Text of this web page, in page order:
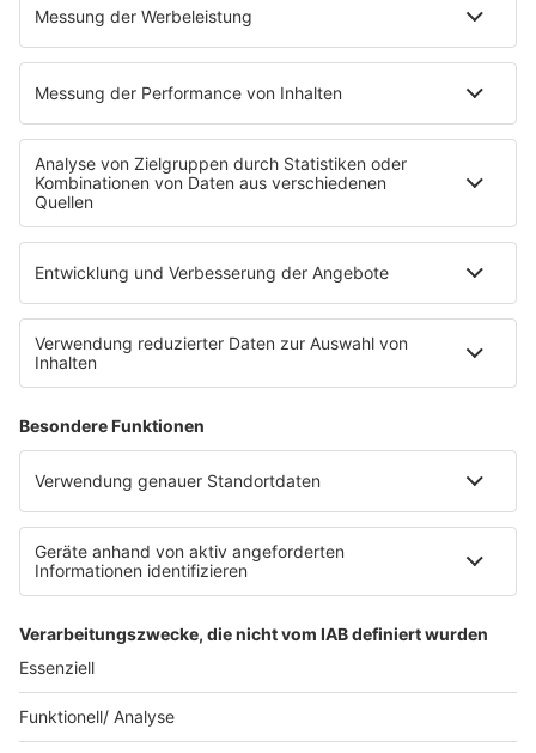
PROGRAMM
Mit den Waffeln einer Frau
SERVICE
Empfang
barba radio App
Impressum
Datenschutz Facebook & Instagram
Datenschutzeinstellungen
Clubbedingungen
Werbung schalten
Waffel-Werbepartner
80s80s.de
90s90s.de
Schlagerplanetradio.com
1deutsch.de
WEIHNACHTSMUSIK.FM